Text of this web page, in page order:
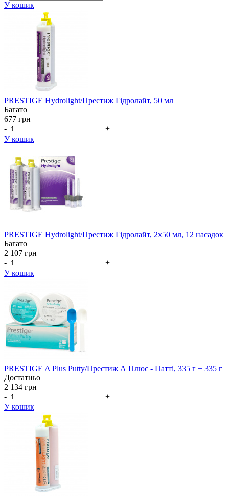
У кошик
PRESTIGE Hydrolight/Престиж Гідролайт, 50 мл
Багато
677 грн
-
+
У кошик
PRESTIGE Hydrolight/Престиж Гідролайт, 2х50 мл, 12 насадок
Багато
2 107 грн
-
+
У кошик
PRESTIGE A Plus Putty/Престиж А Плюс - Патті, 335 г + 335 г
Достатньо
2 134 грн
-
+
У кошик